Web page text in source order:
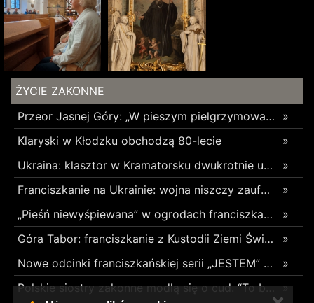
ŻYCIE ZAKONNE
»
Przeor Jasnej Góry: „W pieszym pielgrzymowaniu jest coś niezwykłego”
»
Klaryski w Kłodzku obchodzą 80-lecie
»
Ukraina: klasztor w Kramatorsku dwukrotnie uszkodzony w ciągu trzech tygodni
»
Franciszkanie na Ukrainie: wojna niszczy zaufanie
»
„Pieśń niewyśpiewana” w ogrodach franciszkańskich w Radomsku
»
Góra Tabor: franciszkanie z Kustodii Ziemi Świętej świętowali Przemienienie Pańskie
»
Nowe odcinki franciszkańskiej serii „JESTEM” z poruszającym świadectwami o błogosławionych z Pariacoto w 35. rocznicę ich męczeńskiej śmierci
»
Polskie siostry zakonne modlą się o cud. “To będzie pieczęć Pana Boga dla naszej wiary”